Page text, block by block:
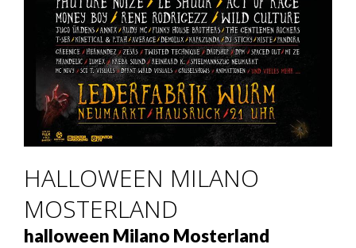
HALLOWEEN MILANO
MOSTERLAND
halloween Milano Mosterland